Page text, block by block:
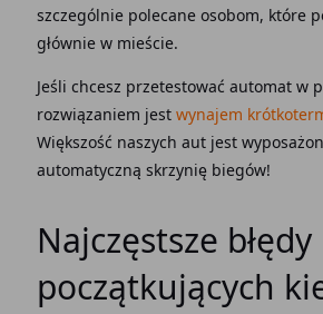
szczególnie polecane osobom, które
głównie w mieście.
Jeśli chcesz przetestować automat w
rozwiązaniem jest wynajem
Większość naszych aut jest
automatyczną skrzynię biegów!
Najczęstsze błędy
początkujących